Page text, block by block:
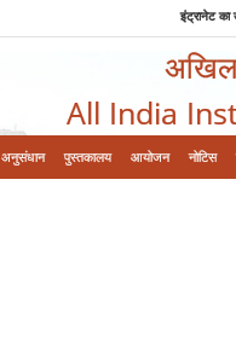
इंट्रानेट का
अखिल
All India
अनुसंधान पुस्तकालय आयोजन नोटिस